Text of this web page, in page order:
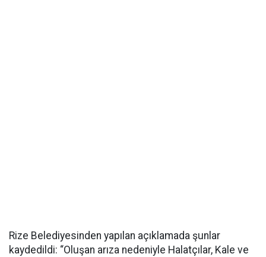
Rize Belediyesinden yapılan açıklamada şunlar
kaydedildi: “Oluşan arıza nedeniyle Halatçılar, Kale ve